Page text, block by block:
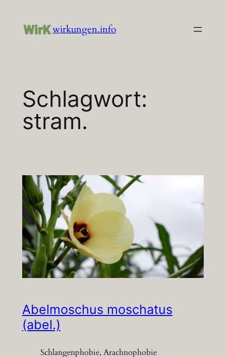
Inhalt
wirkungen.info
Schlagwort:
stram.
Abelmoschus moschatus
(abel.)
Schlangenphobie, Arachnophobie